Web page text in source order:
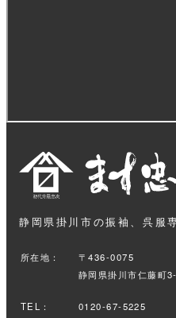
静岡県掛川市の振袖、呉服
所在地：
〒436-0075
静岡県掛川市仁藤町
TEL： 0120-67-5225